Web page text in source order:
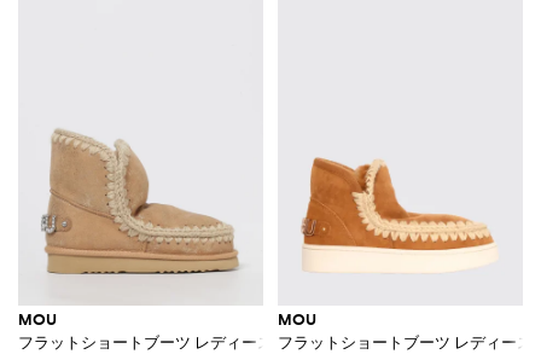
MOU
フラットショートブーツ レディース
MOU
フラットショートブーツ レディース